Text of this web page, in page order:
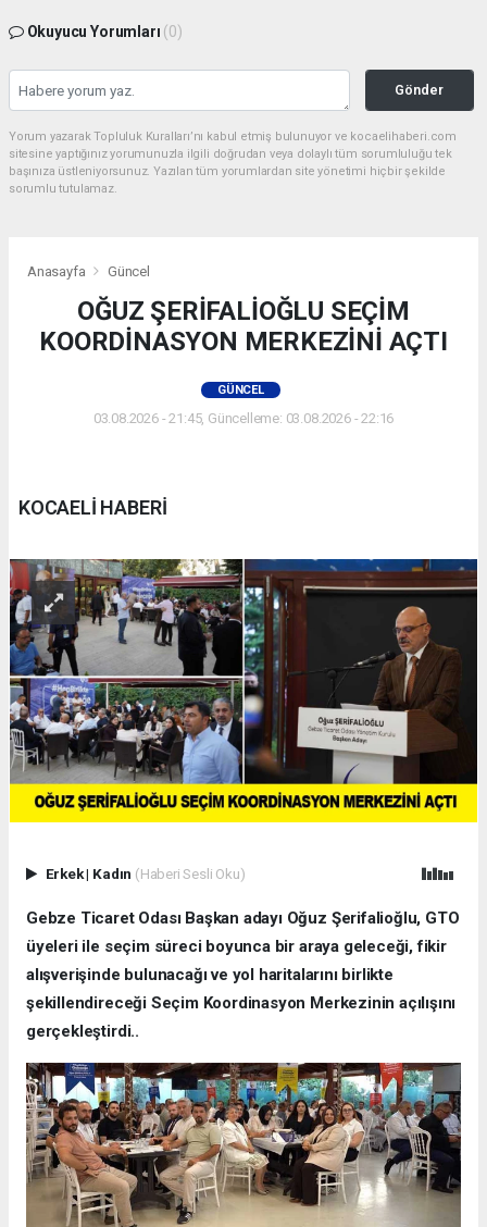
Okuyucu Yorumları (0)
Gönder
Yorum yazarak Topluluk Kuralları’nı kabul etmiş bulunuyor ve kocaelihaberi.com
sitesine yaptığınız yorumunuzla ilgili doğrudan veya dolaylı tüm sorumluluğu tek
başınıza üstleniyorsunuz. Yazılan tüm yorumlardan site yönetimi hiçbir şekilde
sorumlu tutulamaz.
Anasayfa Güncel
OĞUZ ŞERİFALİOĞLU SEÇİM
KOORDİNASYON MERKEZİNİ AÇTI
GÜNCEL
03.08.2026 - 21:45, Güncelleme: 03.08.2026 - 22:16
KOCAELİ HABERİ
Erkek| Kadın (Haberi Sesli Oku)
Gebze Ticaret Odası Başkan adayı Oğuz Şerifalioğlu, GTO
üyeleri ile seçim süreci boyunca bir araya geleceği, fikir
alışverişinde bulunacağı ve yol haritalarını birlikte
şekillendireceği Seçim Koordinasyon Merkezinin açılışını
gerçekleştirdi..